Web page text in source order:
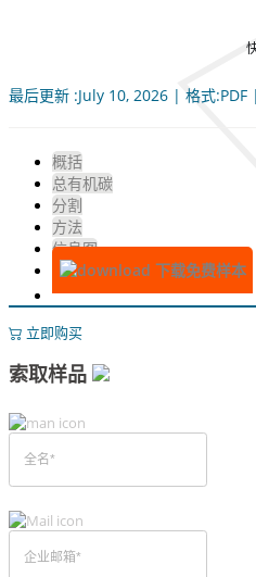
最后更新 :July 10, 2026 | 格式
概括
总有机碳
分割
方法
信息图
下载免费样本
立即购买
索取样品